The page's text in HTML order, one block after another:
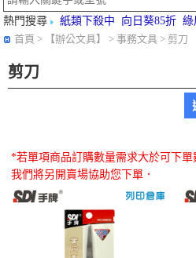
熱門搜尋 紙類下殺中 向日葵85折 綠
首頁 > 【辦公文具】 > 事務文具 > 剪刀
剪刀
*若單項商品訂購數量需求大於可下單
我們將另開賣場協助您下單．